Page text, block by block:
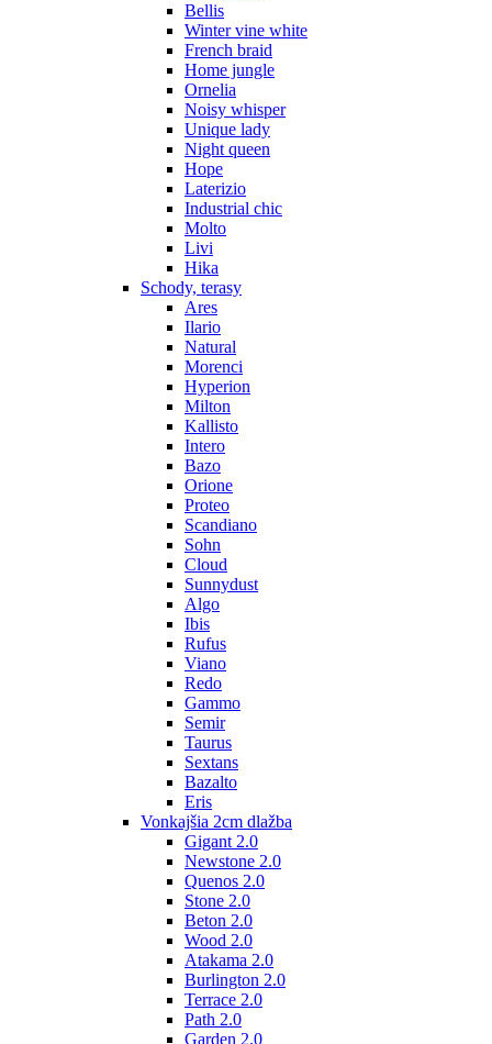
Bellis
Winter vine white
French braid
Home jungle
Ornelia
Noisy whisper
Unique lady
Night queen
Hope
Laterizio
Industrial chic
Molto
Livi
Hika
Schody, terasy
Ares
Ilario
Natural
Morenci
Hyperion
Milton
Kallisto
Intero
Bazo
Orione
Proteo
Scandiano
Sohn
Cloud
Sunnydust
Algo
Ibis
Rufus
Viano
Redo
Gammo
Semir
Taurus
Sextans
Bazalto
Eris
Vonkajšia 2cm dlažba
Gigant 2.0
Newstone 2.0
Quenos 2.0
Stone 2.0
Beton 2.0
Wood 2.0
Atakama 2.0
Burlington 2.0
Terrace 2.0
Path 2.0
Garden 2.0